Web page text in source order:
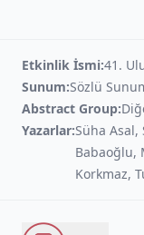
Etkinlik İsmi:41.
Sunum:Sözlü
Abstract Group:
Yazarlar:Süha Asal,
Babaoğlu,
Korkmaz,